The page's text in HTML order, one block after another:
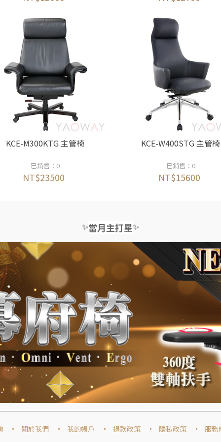
KCE-M300KTG 主管椅
已銷售：0
NT$23500
KCE-W400STG 主管椅
已銷售：0
NT$15600
✨當月主打星✨
關於我們 我的帳戶 退款政策 隱私政策 服務